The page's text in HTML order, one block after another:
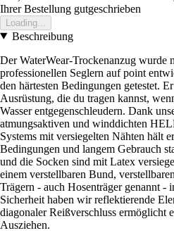
Ihrer Bestellung gutgeschrieben
Loading...
Beschreibung
Der WaterWear-Trockenanzug wurde
professionellen Seglern auf point
den härtesten Bedingungen getestet.
Ausrüstung, die du tragen kannst,
Wasser entgegenschleudern. Dank
atmungsaktiven und winddichten
Systems mit versiegelten Nähten hält
Bedingungen und langem Gebrauch
und die Socken sind mit Latex
einem verstellbaren Bund,
Trägern - auch Hosenträger genannt -
Sicherheit haben wir reflektierende
diagonaler Reißverschluss ermöglicht
Ausziehen.